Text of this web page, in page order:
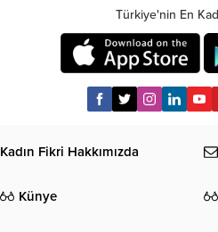
Türkiye'nin En
Kadın Fikri Hakkımızda
Künye